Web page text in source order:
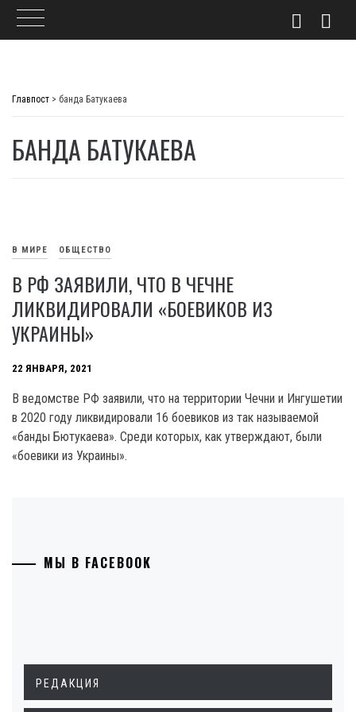
Главпост > банда Батукаева
БАНДА БАТУКАЕВА
В МИРЕ ОБЩЕСТВО
В РФ ЗАЯВИЛИ, ЧТО В ЧЕЧНЕ
ЛИКВИДИРОВАЛИ «БОЕВИКОВ ИЗ
УКРАИНЫ»
22 ЯНВАРЯ, 2021
В ведомстве РФ заявили, что на территории Чечни и Ингушетии
в 2020 году ликвидировали 16 боевиков из так называемой
«банды Бютукаева». Среди которых, как утверждают, были
«боевики из Украины».
МЫ В FACEBOOK
РЕДАКЦИЯ